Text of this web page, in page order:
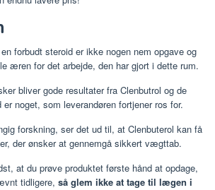
forbudt steroid er ikke nogen nem opgave og
æren for det arbejde, den har gjort i dette rum.
bliver gode resultater fra Clenbutrol og de
noget, som leverandøren fortjener ros for.
forskning, ser det ud til, at Clenbuterol kan få
der ønsker at gennemgå sikkert vægttab.
at du prøve produktet første hånd at opdage,
tidligere, så glem ikke at tage til lægen i